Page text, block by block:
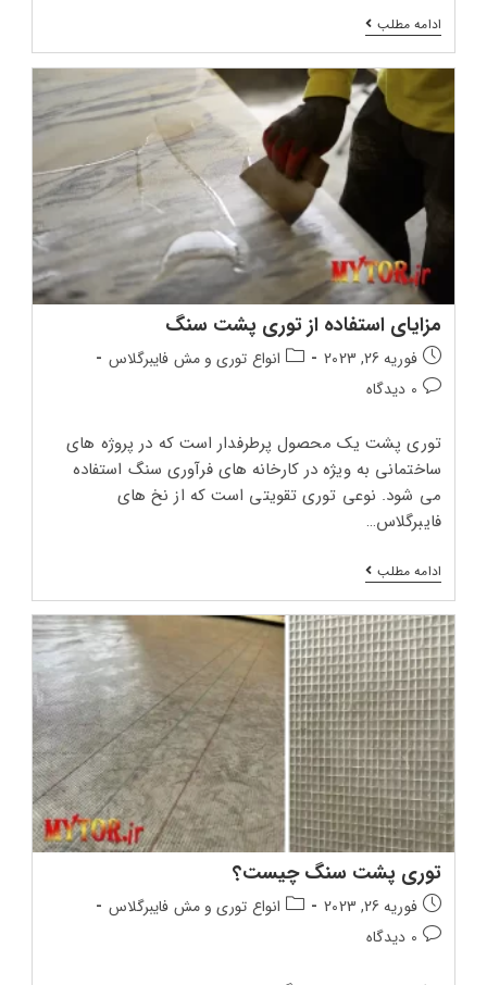
ادامه مطلبسیر
تا
پیاز
توری
فایبر
گلاس
مزایای استفاده از توری پشت سنگ
تاریخ
انتشار
پست:
فوریه 26, 2023
دسته‌بندی
انواع توری و مش فایبرگلاس
دیدگاه‌های
0 دیدگاه
توری پشت یک محصول پرطرفدار است که در پروژه های
ساختمانی به ویژه در کارخانه های فرآوری سنگ استفاده
می شود. نوعی توری تقویتی است که از نخ های
فایبرگلاس…
ادامه مطلبمزایای
استفاده
از
توری
پشت
سنگ
توری پشت سنگ چیست؟
تاریخ
انتشار
پست:
فوریه 26, 2023
دسته‌بندی
انواع توری و مش فایبرگلاس
دیدگاه‌های
0 دیدگاه